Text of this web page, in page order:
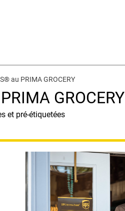
au PRIMA GROCERY
GROCERY
et pré-étiquetées